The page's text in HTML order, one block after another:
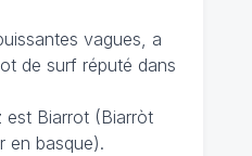
vagues, a
de surf réputé dans
est Biarrot (Biarròt
en basque).